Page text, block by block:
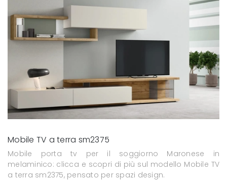
Mobile TV a terra sm2375
Mobile porta tv per il soggiorno Maronese in
melaminico: clicca e scopri di più sul modello Mobile TV
a terra sm2375, pensato per spazi design.